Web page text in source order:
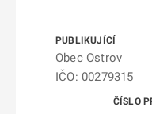
Obec Ostrov
IČO: 00279315